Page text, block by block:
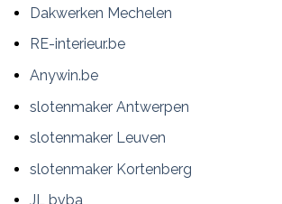
Dakwerken Mechelen
RE-interieur.be
Anywin.be
slotenmaker Antwerpen
slotenmaker Leuven
slotenmaker Kortenberg
JL bvba